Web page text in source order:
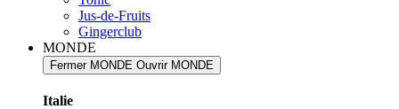
Jus-de-Fruits
Gingerclub
MONDE
Fermer MONDE Ouvrir MONDE
Italie